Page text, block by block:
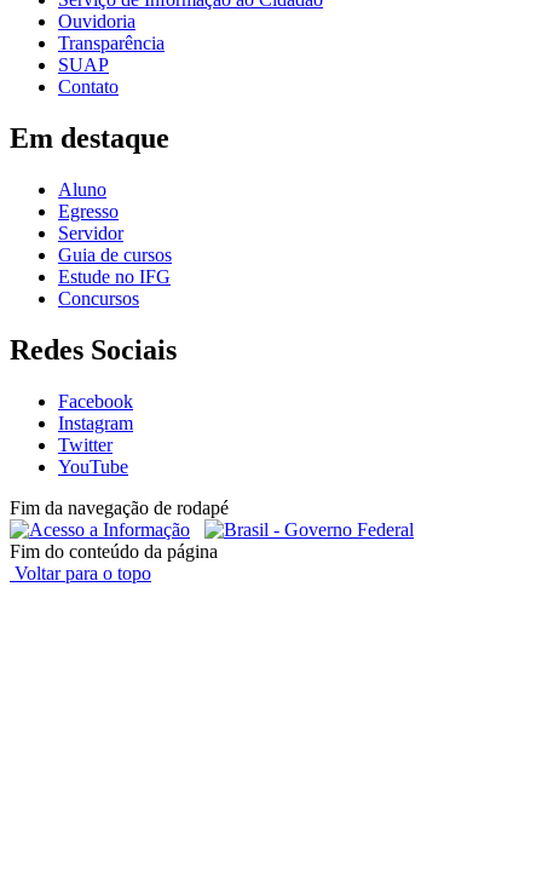
Ouvidoria
Transparência
SUAP
Contato
Em destaque
Aluno
Egresso
Servidor
Guia de cursos
Estude no IFG
Concursos
Redes Sociais
Facebook
Instagram
Twitter
YouTube
Fim da navegação de rodapé
Fim do conteúdo da página
Voltar para o topo